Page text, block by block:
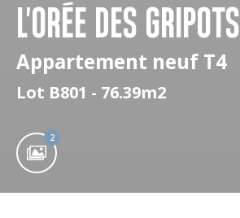
L'ORÉE DES GRIPOTS
Appartement neuf T4
Lot B801 - 76.39m2
2